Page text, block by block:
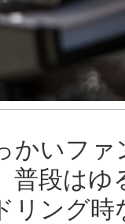
かいファ
普段は
リング時